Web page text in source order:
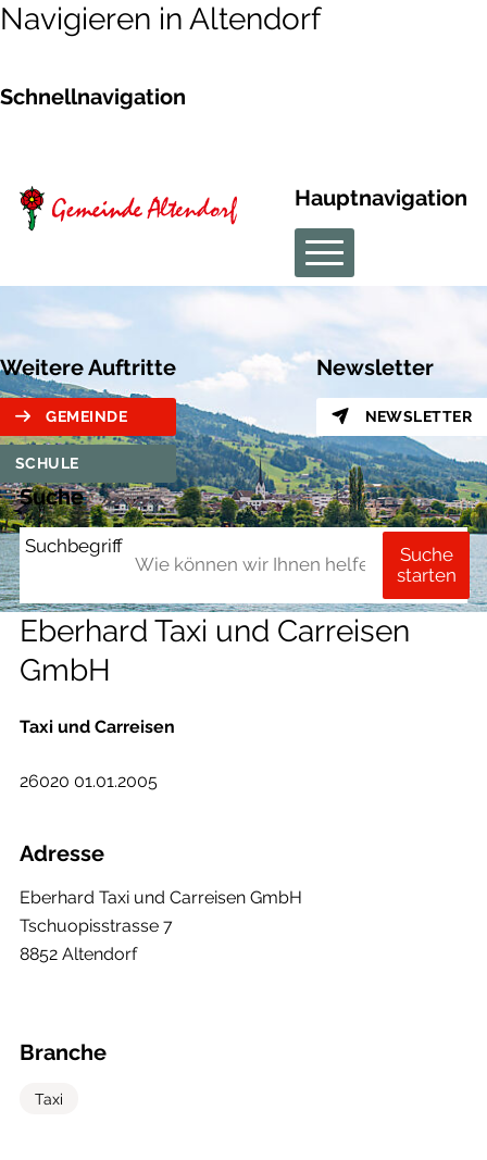
Navigieren in Altendorf
Schnellnavigation
Hauptnavigation
Weitere Auftritte
GEMEINDE
SCHULE
Newsletter
NEWSLETTER
Suche
Suchbegriff
Suche
starten
Eberhard Taxi und Carreisen
GmbH
Taxi und Carreisen
26020 01.01.2005
Adresse
Eberhard Taxi und Carreisen GmbH
Tschuopisstrasse 7
8852 Altendorf
Branche
Taxi